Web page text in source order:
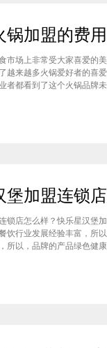
市场上非常受大家喜爱的
越来越多火锅爱好者的喜
者都看到了这个火锅品牌
况让创业者拥有更多信息
锁店怎么样？快乐星汉堡
饮行业发展经验丰富，所
所以，品牌的产品绿色健
加盟费多少钱？快乐星汉